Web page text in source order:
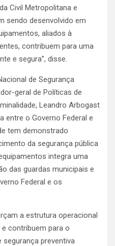
Civil Metropolitana e
sendo desenvolvido em
aliados à
contribuem para uma
e segura”, disse.
de Segurança
geral de Políticas de
Leandro Arbogast
entre o Governo Federal e
tem demonstrado
da segurança pública
integra uma
das guardas municipais e
Federal e os
a estrutura operacional
contribuem para o
preventiva